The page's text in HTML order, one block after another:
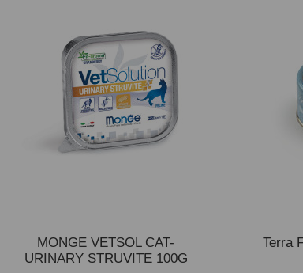
MONGE VETSOL CAT-
URINARY STRUVITE 100G
Terra